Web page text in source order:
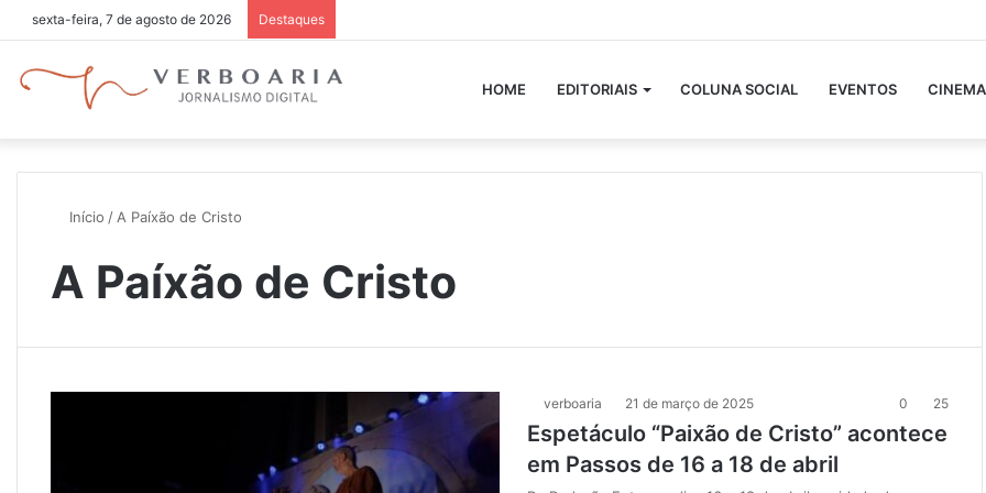
sexta-feira, 7 de agosto de 2026 Destaques
HOME EDITORIAIS COLUNA SOCIAL EVENTOS CINEMA
Início / A Paíxão de Cristo
A Paíxão de Cristo
verboaria 21 de março de 2025 0 25
Espetáculo “Paixão de Cristo” acontece
em Passos de 16 a 18 de abril